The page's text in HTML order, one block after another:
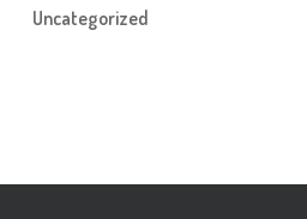
Uncategorized